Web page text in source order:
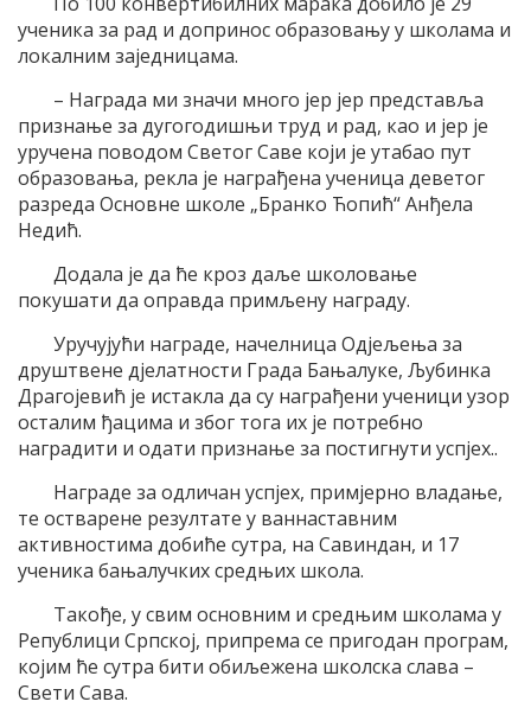
ученика за рад и допринос образовању у школама и
локалним заједницама.
– Награда ми значи много јер јер представља
признање за дугогодишњи труд и рад, као и јер је
уручена поводом Светог Саве који је утабао пут
образовања, рекла је награђена ученица деветог
разреда Основне школе „Бранко Ћопић“ Анђела
Недић.
Додала је да ће кроз даље школовање
покушати да оправда примљену награду.
Уручујући награде, начелница Одјељења за
друштвене дјелатности Града Бањалуке, Љубинка
Драгојевић је истакла да су награђени ученици узор
осталим ђацима и због тога их је потребно
наградити и одати признање за постигнути успјех..
Награде за одличан успјех, примјерно владање,
те остварене резултате у ваннаставним
активностима добиће сутра, на Савиндан, и 17
ученика бањалучких средњих школа.
Такође, у свим основним и средњим школама у
Републици Српској, припрема се пригодан програм,
којим ће сутра бити обиљежена школска слава –
Свети Сава.